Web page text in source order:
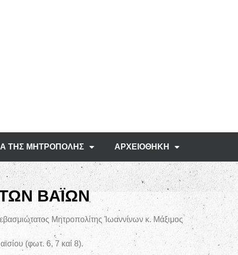
ΤΗΣ ΜΗΤΡΟΠΟΛΗΣ ΑΡΧΕΙΟΘΗΚΗ
ΒΑΪΩΝ
Μητροπολίτης Ἰωαννίνων κ. Μάξιμος
(φωτ. 6, 7 καί 8).